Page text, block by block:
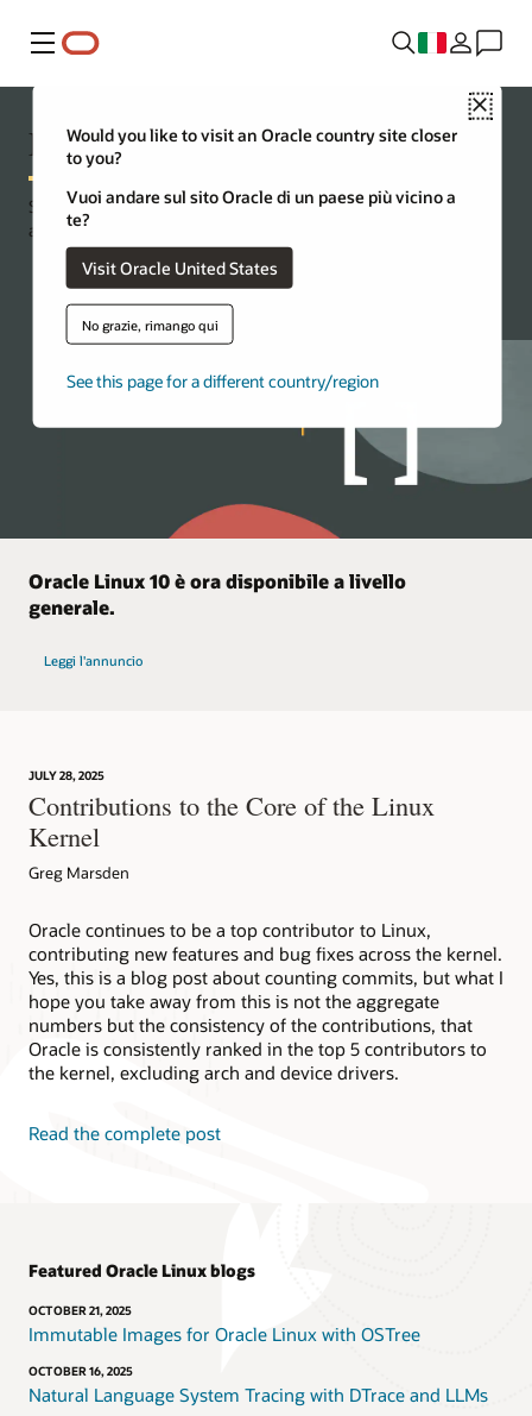
Menu
Close
Would you like to visit an Oracle country site closer
to you?
Vuoi andare sul sito Oracle di un paese più vicino a
te?
Visit Oracle United States
No grazie, rimango qui
See this page for a different country/region
Linux
Sfrutta le risorse e gli strumenti più recenti per sviluppare
applicazioni con Linux.
Oracle Linux 10 è ora disponibile a livello
generale.
Leggi l'annuncio
JULY 28, 2025
Contributions to the Core of the Linux
Kernel
Greg Marsden
Oracle continues to be a top contributor to Linux,
contributing new features and bug fixes across the kernel.
Yes, this is a blog post about counting commits, but what I
hope you take away from this is not the aggregate
numbers but the consistency of the contributions, that
Oracle is consistently ranked in the top 5 contributors to
the kernel, excluding arch and device drivers.
Read the complete post
Featured Oracle Linux blogs
OCTOBER 21, 2025
Immutable Images for Oracle Linux with OSTree
OCTOBER 16, 2025
Natural Language System Tracing with DTrace and LLMs